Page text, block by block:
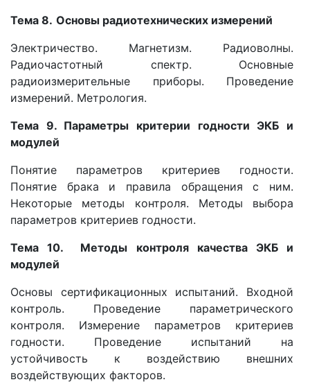
Тема 8. Основы радиотехнических измерений
Электричество. Магнетизм. Радиоволны.
Радиочастотный спектр. Основные
радиоизмерительные приборы. Проведение
измерений. Метрология.
Тема 9. Параметры критерии годности ЭКБ и
модулей
Понятие параметров критериев годности.
Понятие брака и правила обращения с ним.
Некоторые методы контроля. Методы выбора
параметров критериев годности.
Тема10. Методы контроля качества ЭКБ и
модулей
Основы сертификационных испытаний. Входной
контроль. Проведение параметрического
контроля. Измерение параметров критериев
годности. Проведение испытаний на
устойчивость к воздействию внешних
воздействующих факторов.